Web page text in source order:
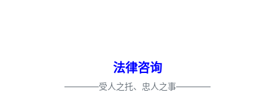
法律咨询
————受人之托、忠人之事————